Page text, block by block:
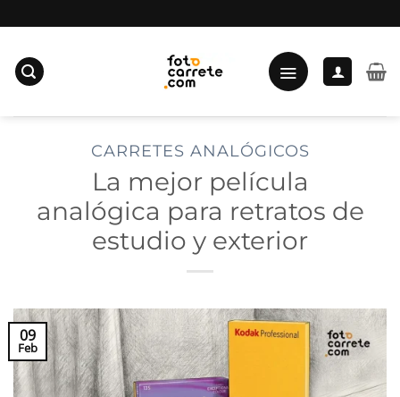
al
contenido
CARRETES ANALÓGICOS
La mejor película
analógica para retratos de
estudio y exterior
09
Feb